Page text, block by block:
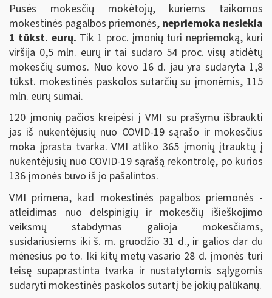
Pusės mokesčių mokėtojų, kuriems taikomos
mokestinės pagalbos priemonės, nepriemoka nesiekia
1 tūkst. eurų. Tik 1 proc. įmonių turi nepriemoką, kuri
viršija 0,5 mln. eurų ir tai sudaro 54 proc. visų atidėtų
mokesčių sumos. Nuo kovo 16 d. jau yra sudaryta 1,8
tūkst. mokestinės paskolos sutarčių su įmonėmis, 115
mln. eurų sumai.
120 įmonių pačios kreipėsi į VMI su prašymu išbraukti
jas iš nukentėjusių nuo COVID-19 sąrašo ir mokesčius
moka įprasta tvarka. VMI atliko 365 įmonių įtrauktų į
nukentėjusių nuo COVID-19 sąrašą rekontrolę, po kurios
136 įmonės buvo iš jo pašalintos.
VMI primena, kad mokestinės pagalbos priemonės -
atleidimas nuo delspinigių ir mokesčių išieškojimo
veiksmų stabdymas galioja mokesčiams,
susidariusiems iki š. m. gruodžio 31 d., ir galios dar du
mėnesius po to. Iki kitų metų vasario 28 d. įmonės turi
teisę supaprastinta tvarka ir nustatytomis sąlygomis
sudaryti mokestinės paskolos sutartį be jokių palūkanų.